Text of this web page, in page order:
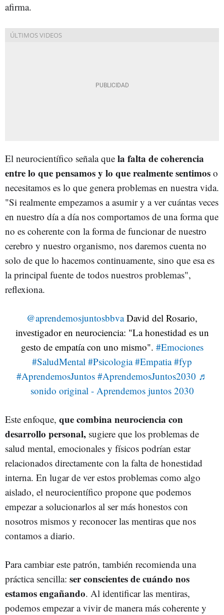
afirma.
El neurocientífico señala que la falta de coherencia
entre lo que pensamos y lo que realmente sentimos o
necesitamos es lo que genera problemas en nuestra vida.
"Si realmente empezamos a asumir y a ver cuántas veces
en nuestro día a día nos comportamos de una forma que
no es coherente con la forma de funcionar de nuestro
cerebro y nuestro organismo, nos daremos cuenta no
solo de que lo hacemos continuamente, sino que esa es
la principal fuente de todos nuestros problemas",
reflexiona.
@aprendemosjuntosbbvaDavid del Rosario,
investigador en neurociencia: "La honestidad es un
gesto de empatía con uno mismo". #Emociones
#SaludMental #Psicologia #Empatia #fyp
#AprendemosJuntos #AprendemosJuntos2030 ♬
sonido original - Aprendemos juntos 2030
Este enfoque, que combina neurociencia con
desarrollo personal, sugiere que los problemas de
salud mental, emocionales y físicos podrían estar
relacionados directamente con la falta de honestidad
interna. En lugar de ver estos problemas como algo
aislado, el neurocientífico propone que podemos
empezar a solucionarlos al ser más honestos con
nosotros mismos y reconocer las mentiras que nos
contamos a diario.
Para cambiar este patrón, también recomienda una
práctica sencilla: ser conscientes de cuándo nos
estamos engañando. Al identificar las mentiras,
podemos empezar a vivir de manera más coherente y